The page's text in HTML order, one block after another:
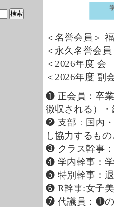
＜名誉会員＞
＜永久名誉会
＜2026年度
＜2026年度 副
❶ 正会員：卒
徴収される）・
❷ 支部：国内
し協力するも
❸ クラス幹事
❹ 学内幹事：
❺ 特別幹事：
❻ R幹事:女子
❼ 代議員：❶の